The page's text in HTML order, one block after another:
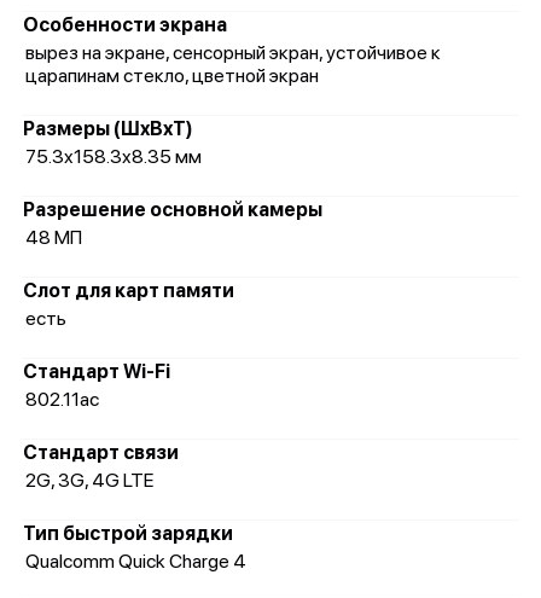
Особенности экрана
вырез на экране, сенсорный экран, устойчивое к
царапинам стекло, цветной экран
Размеры (ШxВxТ)
75.3x158.3x8.35 мм
Разрешение основной камеры
48 МП
Слот для карт памяти
есть
Стандарт Wi-Fi
802.11ac
Стандарт связи
2G, 3G, 4G LTE
Тип быстрой зарядки
Qualcomm Quick Charge 4